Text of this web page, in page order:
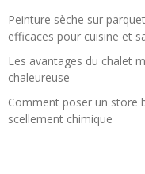
Peinture sèche sur
efficaces pour cuisine et
Les avantages du chalet
chaleureuse
Comment poser un store
scellement chimique